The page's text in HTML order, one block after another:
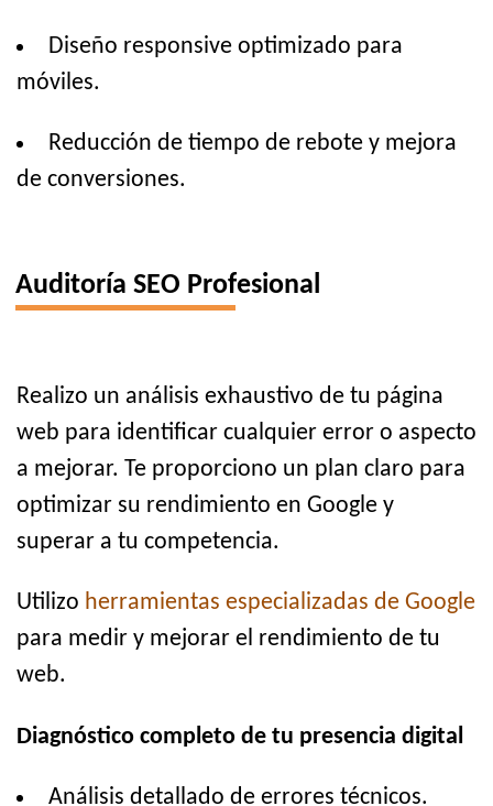
Diseño responsive optimizado para
móviles.
Reducción de tiempo de rebote y mejora
de conversiones.
Auditoría SEO Profesional
Realizo un análisis exhaustivo de tu página
web para identificar cualquier error o aspecto
a mejorar. Te proporciono un plan claro para
optimizar su rendimiento en Google y
superar a tu competencia.
Utilizo herramientas especializadas de Google
para medir y mejorar el rendimiento de tu
web.
Diagnóstico completo de tu presencia digital
Análisis detallado de errores técnicos.